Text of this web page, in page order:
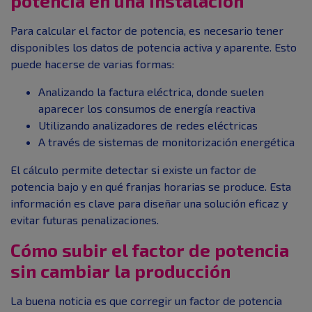
Para calcular el factor de potencia, es necesario tener
disponibles los datos de potencia activa y aparente. Esto
puede hacerse de varias formas:
Analizando la factura eléctrica, donde suelen
aparecer los consumos de energía reactiva
Utilizando analizadores de redes eléctricas
A través de sistemas de monitorización energética
El cálculo permite detectar si existe un factor de
potencia bajo y en qué franjas horarias se produce. Esta
información es clave para diseñar una solución eficaz y
evitar futuras penalizaciones.
Cómo subir el factor de potencia
sin cambiar la producción
La buena noticia es que corregir un factor de potencia